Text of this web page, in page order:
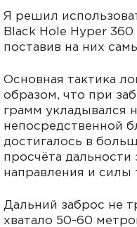
Я решил
Black Hole Hyper
поставив на них
Основная тактика
образом, что при
грамм укладывался
непосредственной
достигалось в
просчёта дальности
направления и силы
Дальний заброс не
хватало 50-60